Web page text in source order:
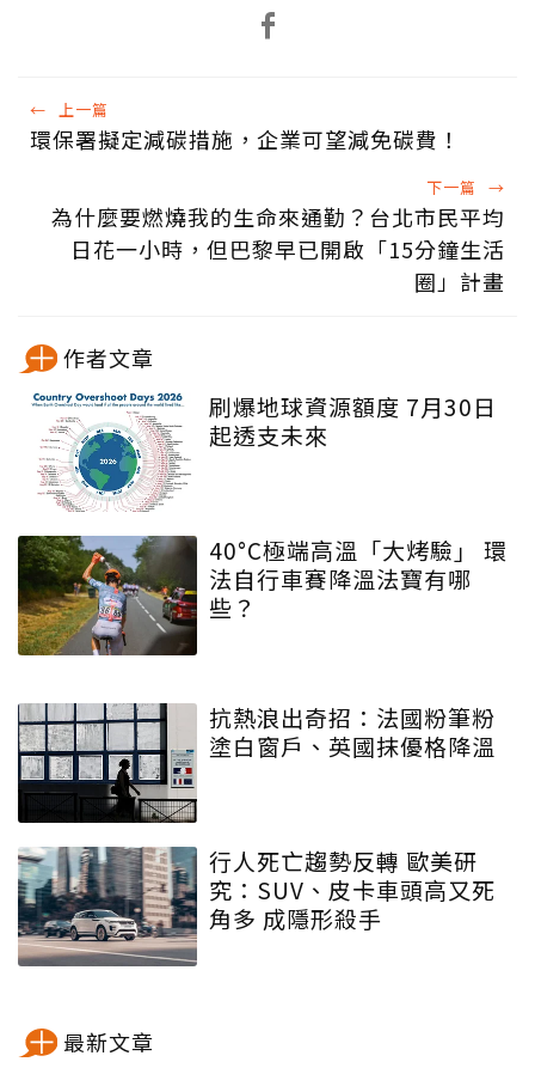
← 上一篇
環保署擬定減碳措施，企業可望減免碳費！
下一篇 →
為什麼要燃燒我的生命來通勤？台北市民平均
日花一小時，但巴黎早已開啟「15分鐘生活
圈」計畫
作者文章
刷爆地球資源額度 7月30日
起透支未來
40°C極端高溫「大烤驗」 環
法自行車賽降溫法寶有哪
些？
抗熱浪出奇招：法國粉筆粉
塗白窗戶、英國抹優格降溫
行人死亡趨勢反轉 歐美研
究：SUV、皮卡車頭高又死
角多 成隱形殺手
最新文章